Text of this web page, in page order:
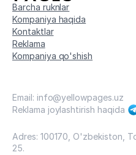
Barcha ruknlar
Kompaniya haqida
Kontaktlar
Reklama
Kompaniya qo'shish
Email: info@yellowpages.uz
Reklama joylashtirish haqida
Adres: 100170, O'zbekiston,
25.